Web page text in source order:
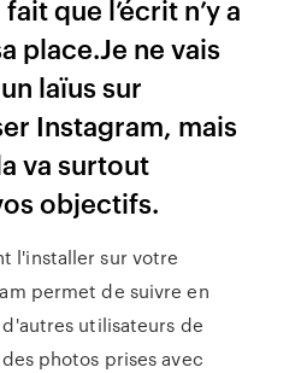
que l’écrit n’y a
place.Je ne vais
laïus sur
Instagram, mais
va surtout
objectifs.
l'installer sur votre
permet de suivre en
utilisateurs de
photos prises avec